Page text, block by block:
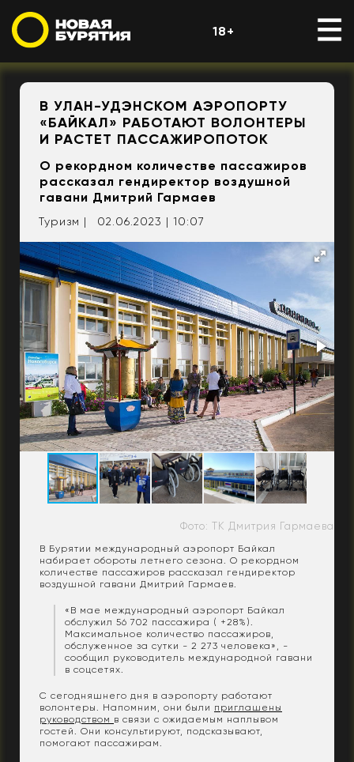
18+
В УЛАН-УДЭНСКОМ АЭРОПОРТУ
«БАЙКАЛ» РАБОТАЮТ ВОЛОНТЕРЫ
И РАСТЕТ ПАССАЖИРОПОТОК
О рекордном количестве пассажиров
рассказал гендиректор воздушной
гавани Дмитрий Гармаев
Туризм | 02.06.2023 | 10:07
Фото: ТК Дмитрия Гармаева
В Бурятии международный аэропорт Байкал
набирает обороты летнего сезона. О рекордном
количестве пассажиров рассказал гендиректор
воздушной гавани Дмитрий Гармаев.
«В мае международный аэропорт Байкал
обслужил 56 702 пассажира ( +28%).
Максимальное количество пассажиров,
обслуженное за сутки - 2 273 человека», -
сообщил руководитель международной гавани
в соцсетях.
С сегодняшнего дня в аэропорту работают
волонтеры. Напомним, они были приглашены
руководством в связи с ожидаемым наплывом
гостей. Они консультируют, подсказывают,
помогают пассажирам.